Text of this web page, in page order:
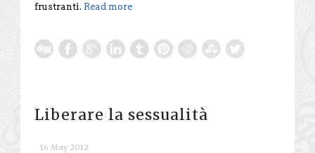
frustranti. Read more
Liberare la sessualità
16 May 2012